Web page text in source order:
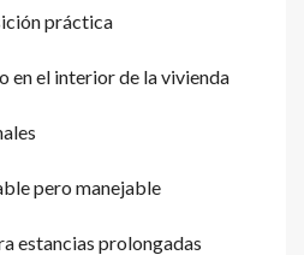
práctica
en el interior de la vivienda
pero manejable
estancias prolongadas